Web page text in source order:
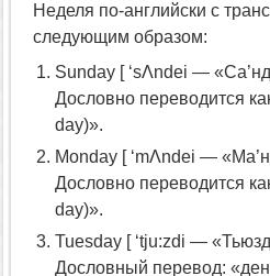
Неделя по-английски с
следующим образом:
Sunday [ ‘sΛndei —
Дословно переводится
day)».
Monday [ ‘mΛndei —
Дословно переводится
day)».
Tuesday [ ‘tju:zdi —
Дословный перевод: